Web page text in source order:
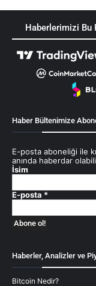
Haberlerimizi Bu
Haber Bültenimize
E-posta aboneliği ile
anında haberdar
İsim
E-posta *
Haberler, Analizler ve
Bitcoin Nedir?